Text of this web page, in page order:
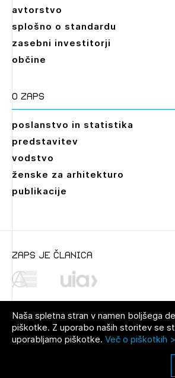
avtorstvo
splošno o standardu
zasebni investitorji
občine
O zaps
poslanstvo in statistika
predstavitev
vodstvo
ženske za arhitekturo
publikacije
zaps je članica
© 2021 Zbornica za arhitekturo in
Naša spletna stran v namen boljšega
piškotke. Z uporabo naših storitev se
uporabljamo piškotke. Več o piškotkih